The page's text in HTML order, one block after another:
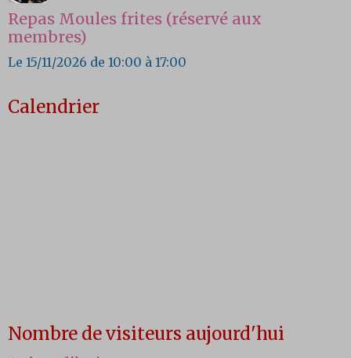
Repas Moules frites (réservé aux
membres)
Le 15/11/2026 de 10:00 à 17:00
Calendrier
Nombre de visiteurs aujourd'hui